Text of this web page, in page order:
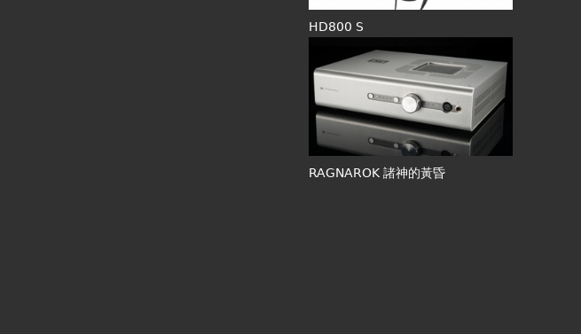
HD800 S
RAGNAROK 諸神的黃昏